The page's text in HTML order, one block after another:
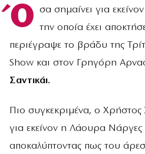
Ό σα σημαίνει για
την οποία έχει
περιέγραψε το βράδυ της
Show και στον Γρηγόρη
Σαντικάι.
Πιο συγκεκριμένα, ο Χρήστος
για εκείνον η Λάουρα Νάργες
αποκαλύπτοντας πως του